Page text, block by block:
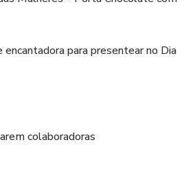
encantadora para presentear no Dia
colaboradoras